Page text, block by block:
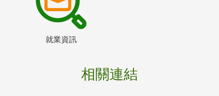
就業資訊
相關連結